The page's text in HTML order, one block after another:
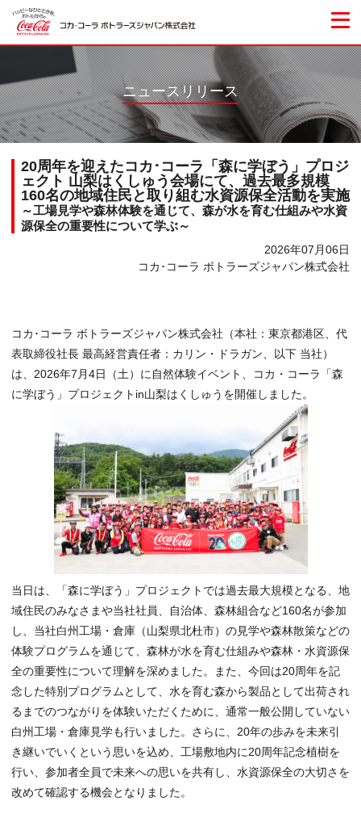
ニュースリリース
20周年を迎えたコカ･コーラ「森に学ぼう」プロジ
ェクト 山梨はくしゅう会場にて、過去最多規模
160名の地域住民と取り組む水資源保全活動を実施
～工場見学や森林体験を通じて、森が水を育む仕組みや水資
源保全の重要性について学ぶ～
2026年07月06日
コカ･コーラ ボトラーズジャパン株式会社
コカ･コーラ ボトラーズジャパン株式会社（本社：東京都港区、代
表取締役社長 最高経営責任者：カリン・ドラガン、以下 当社）
は、2026年7月4日（土）に自然体験イベント、コカ・コーラ「森
に学ぼう」プロジェクトin山梨はくしゅうを開催しました。
当日は、「森に学ぼう」プロジェクトでは過去最大規模となる、地
域住民のみなさまや当社社員、自治体、森林組合など160名が参加
し、当社白州工場・倉庫（山梨県北杜市）の見学や森林散策などの
体験プログラムを通じて、森林が水を育む仕組みや森林・水資源保
全の重要性について理解を深めました。また、今回は20周年を記
念した特別プログラムとして、水を育む森から製品として出荷され
るまでのつながりを体験いただくために、通常一般公開していない
白州工場・倉庫見学も行いました。さらに、20年の歩みを未来引
き継いでいくという思いを込め、工場敷地内に20周年記念植樹を
行い、参加者全員で未来への思いを共有し、水資源保全の大切さを
改めて確認する機会となりました。